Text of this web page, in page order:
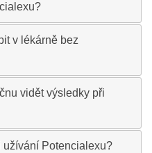
v lékárně bez
vidět výsledky při
Potencialexu?